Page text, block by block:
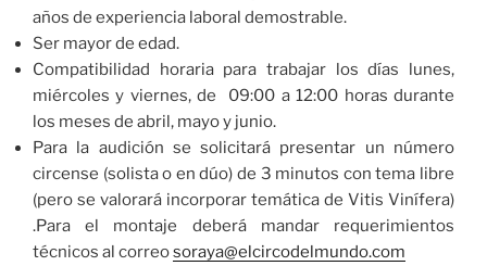
años de experiencia laboral demostrable.
Ser mayor de edad.
Compatibilidad horaria para trabajar los días lunes,
miércoles y viernes, de 09:00 a 12:00 horas durante
los meses de abril, mayo y junio.
Para la audición se solicitará presentar un número
circense (solista o en dúo) de 3 minutos con tema libre
(pero se valorará incorporar temática de Vitis Vinífera)
.Para el montaje deberá mandar requerimientos
técnicos al correosoraya@elcircodelmundo.com